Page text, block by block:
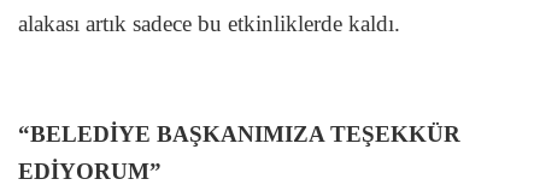
alakası artık sadece bu etkinliklerde kaldı.
“BELEDİYE BAŞKANIMIZA TEŞEKKÜR
EDİYORUM”